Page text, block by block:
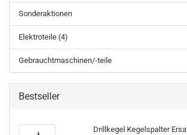
Sonderaktionen
Elektroteile (4)
Gebrauchtmaschinen/-teile
Bestseller
Drillkegel Kegelspalter